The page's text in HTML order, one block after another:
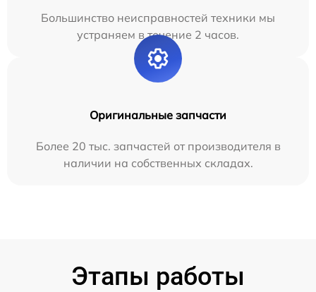
Большинство неисправностей техники мы
устраняем в течение 2 часов.
Оригинальные запчасти
Более 20 тыс. запчастей от производителя в
наличии на собственных складах.
Этапы работы